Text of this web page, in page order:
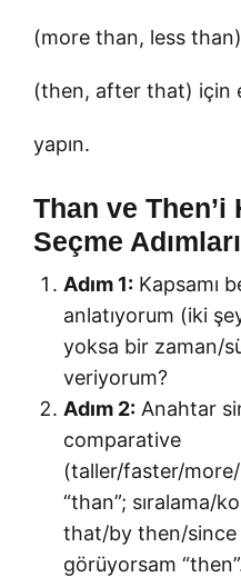
(more than, less than)
(then, after that) için
yapın.
Than ve Then’i
Seçme Adımları
Adım 1: Kapsamı
anlatıyorum (iki
yoksa bir zaman/
veriyorum?
Adım 2: Anahtar
comparative
(taller/faster/
“than”; sıralama/
that/by then/
görüyorsam